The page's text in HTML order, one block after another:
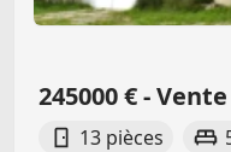
245000 € -
13 pièces